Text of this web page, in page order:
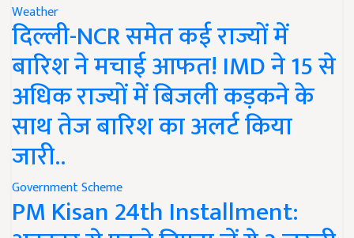
Weather
दिल्ली-NCR समेत कई राज्यों में
बारिश ने मचाई आफत! IMD ने 15 से
अधिक राज्यों में बिजली कड़कने के
साथ तेज बारिश का अलर्ट किया
जारी..
Government Scheme
PM Kisan 24th Installment: